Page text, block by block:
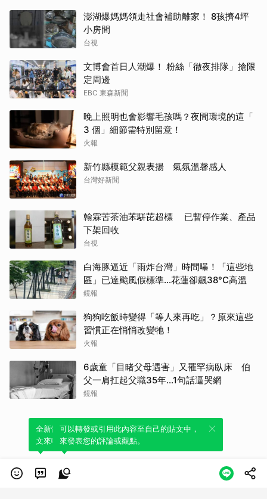
澎湖爆媽媽領走社會補助離家！ 8孩擠4坪
小房間
台視
文博會首日人潮爆！ 粉絲「徹夜排隊」搶限
定周邊
EBC 東森新聞
晚上照明也會影響毛孩嗎？夜間環境的這「
3 個」細節需特別留意！
火報
新竹縣模範父親表揚 氣氛溫馨感人
台灣好新聞
翰霖苦茶油苯駢芘超標 已暫停作業、產品
下架回收
台視
白海豚逼近「雨炸台灣」時間曝！「這些地
區」已達颱風假標準…花蓮卻飆38°C高溫
鏡報
狗狗吃飯時變得「等人來再吃」？原來這些
習慣正在悄悄改變牠！
火報
6歲童「目睹父母遇害」又罹罕病臥床 伯
父一肩扛起父職35年...1句話逼哭網
鏡報
全新體驗！一鍵引用此內容，透過發布貼
文來輕鬆表達個人立場。
可以轉發或引用此內容至自己的貼文中，
來發表您的評論或觀點。